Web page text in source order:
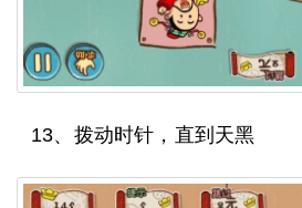
13、拨动时针，直到天黑